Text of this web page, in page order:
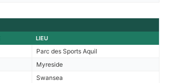
LIEU
Parc des Sports Aquil
Myreside
Swansea